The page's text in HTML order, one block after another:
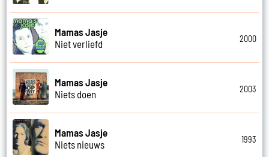
Mamas Jasje
Niet verliefd
2000
Mamas Jasje
Niets doen
2003
Mamas Jasje
Niets nieuws
1993